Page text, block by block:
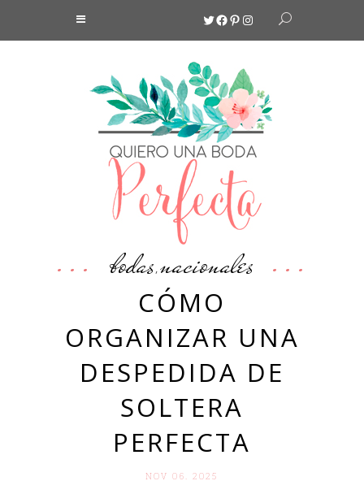
Twitter
Facebook
Pinterest
Instagram
bodas,nacionales
CÓMO
ORGANIZAR UNA
DESPEDIDA DE
SOLTERA
PERFECTA
NOV 06. 2025